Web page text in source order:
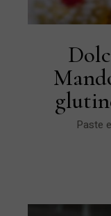
Paste